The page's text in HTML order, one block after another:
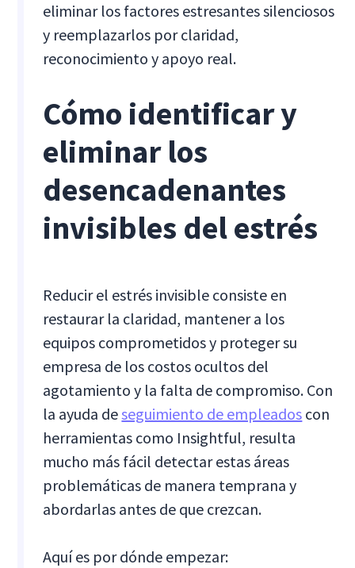
eliminar los factores estresantes silenciosos
y reemplazarlos por claridad,
reconocimiento y apoyo real.
Cómo identificar y
eliminar los
desencadenantes
invisibles del estrés
Reducir el estrés invisible consiste en
restaurar la claridad, mantener a los
equipos comprometidos y proteger su
empresa de los costos ocultos del
agotamiento y la falta de compromiso. Con
la ayuda deseguimiento de empleados con
herramientas como Insightful, resulta
mucho más fácil detectar estas áreas
problemáticas de manera temprana y
abordarlas antes de que crezcan.
Aquí es por dónde empezar: